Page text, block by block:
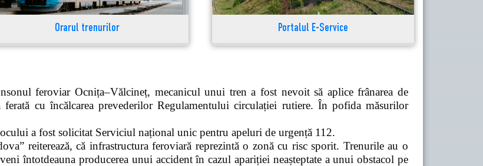
Orarul trenurilor Portalul E-Service
feroviar Ocnița–Vălcineț, mecanicul unui tren a fost nevoit să aplice frânarea de
cu încălcarea prevederilor Regulamentului circulației rutiere. În pofida măsurilor
a fost solicitat Serviciul național unic pentru apeluri de urgență 112.
reiterează, că infrastructura feroviară reprezintă o zonă cu risc sporit. Trenurile au o
întotdeauna producerea unui accident în cazul apariției neașteptate a unui obstacol pe